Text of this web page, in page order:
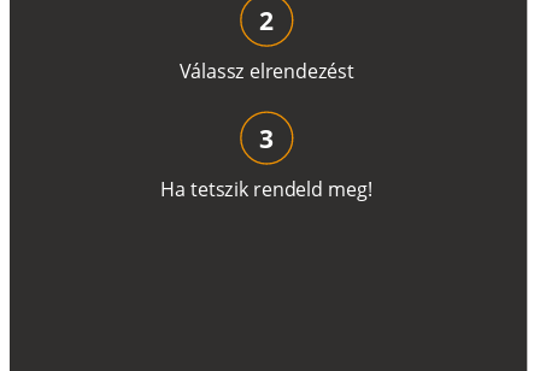
Válassz elrendezést
2
Ha tetszik rendeld meg!
3